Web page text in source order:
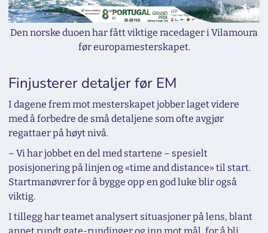
Den norske duoen har fått viktige racedager i Vilamoura
før europamesterskapet.
Finjusterer detaljer før EM
I dagene frem mot mesterskapet jobber laget videre
med å forbedre de små detaljene som ofte avgjør
regattaer på høyt nivå.
– Vi har jobbet en del med startene – spesielt
posisjonering på linjen og «time and distance» til start.
Startmanøvrer for å bygge opp en god luke blir også
viktig.
I tillegg har teamet analysert situasjoner på lens, blant